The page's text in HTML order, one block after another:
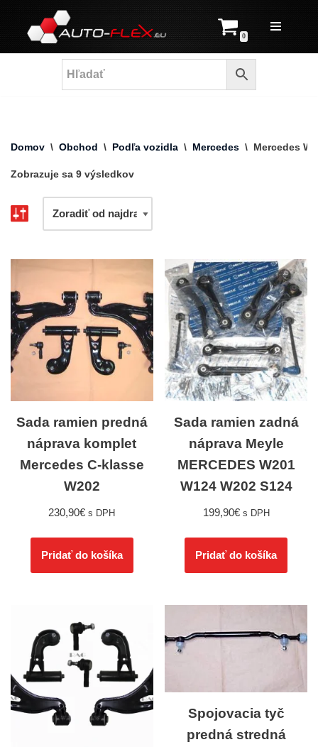
Prejsť
na
0
Domov \ Obchod \ Podľa vozidla \ Mercedes \ Mercedes
Zobrazuje sa 9 výsledkov
Sada ramien predná
náprava komplet
Mercedes C-klasse
W202
230,90€ s DPH
Pridať do košíka
Sada ramien zadná
náprava Meyle
MERCEDES W201
W124 W202 S124
199,90€ s DPH
Pridať do košíka
Spojovacia tyč
predná stredná